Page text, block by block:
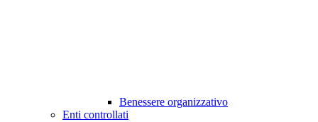
Benessere organizzativo
Enti controllati